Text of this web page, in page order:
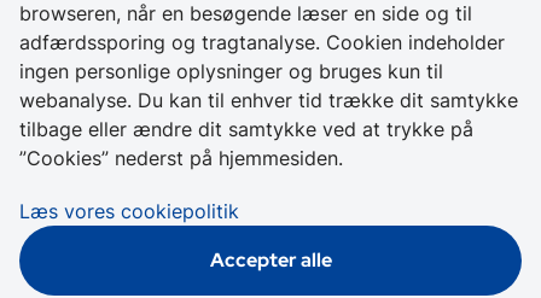
Skriv sikkert til
Helsingør Kommune
Genveje
Cookies
browseren, når en besøgende læser en side og til
adfærdssporing og tragtanalyse. Cookien indeholder
ingen personlige oplysninger og bruges kun til
webanalyse. Du kan til enhver tid trække dit samtykke
tilbage eller ændre dit samtykke ved at trykke på
”Cookies” nederst på hjemmesiden.
Læs vores cookiepolitik
Accepter alle